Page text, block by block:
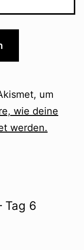
um
wie deine
werden.
Tag 6